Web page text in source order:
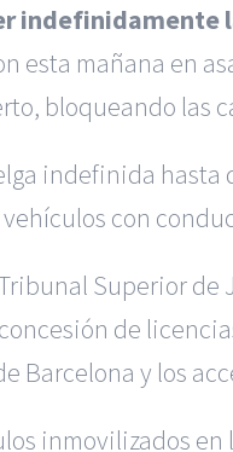
indefinidamente
esta mañana en
bloqueando las
indefinida
con
Superior de
de
Barcelona y los
inmovilizados